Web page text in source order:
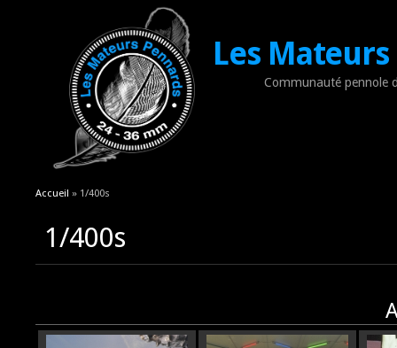
Les
Communauté pennole
Vous êtes ici
Accueil » 1/400s
1/400s